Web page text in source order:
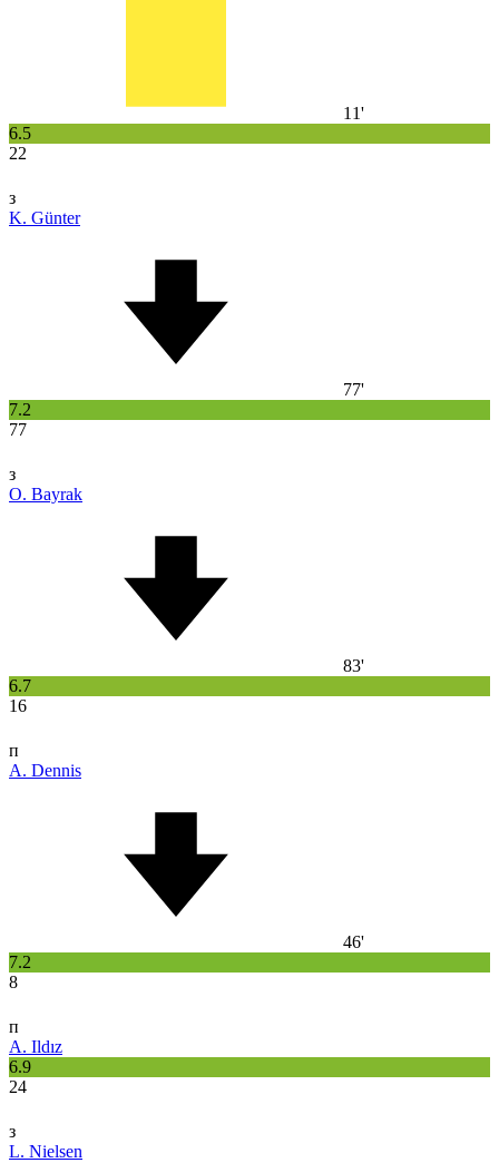
11'
6.5
22
з
K. Günter
77'
7.2
77
з
O. Bayrak
83'
6.7
16
п
A. Dennis
46'
7.2
8
п
A. Ildız
6.9
24
з
L. Nielsen